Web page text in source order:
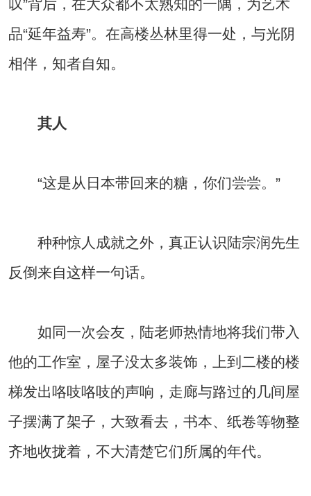
叹”背后，在大众都不太熟知的一隅，为艺术
品“延年益寿”。在高楼丛林里得一处，与光阴
相伴，知者自知。
其人
“这是从日本带回来的糖，你们尝尝。”
种种惊人成就之外，真正认识陆宗润先生
反倒来自这样一句话。
如同一次会友，陆老师热情地将我们带入
他的工作室，屋子没太多装饰，上到二楼的楼
梯发出咯吱咯吱的声响，走廊与路过的几间屋
子摆满了架子，大致看去，书本、纸卷等物整
齐地收拢着，不大清楚它们所属的年代。